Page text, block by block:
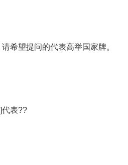
希望提问的代表高举国家牌。
代表??